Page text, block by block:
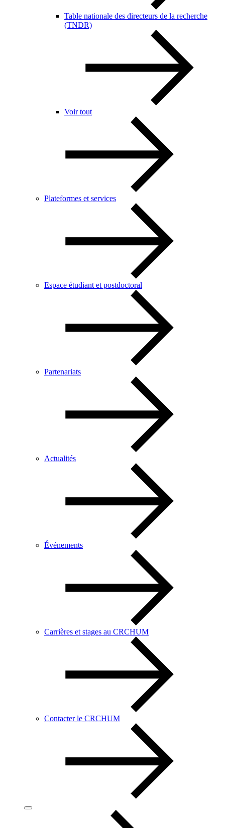
Table nationale des directeurs de la recherche
(TNDR)
Voir tout
Plateformes et services
Espace étudiant et postdoctoral
Partenariats
Actualités
Événements
Carrières et stages au CRCHUM
Contacter le CRCHUM